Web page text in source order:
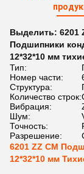
Выделить: 6201
Подшипники
12*32*10 мм
Тип:
Номер части:
Структура:
Количество строк:
Вибрация:
Шум:
Точность:
Разрешение:
6201 ZZ CM
12*32*10 мм